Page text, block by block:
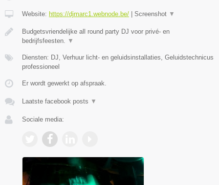
Website: https://djmarc1.webnode.be/ Screenshot ▼
Budgetsvriendelijke all round party DJ voor privé- en
bedrijfsfeesten.
▼
Diensten: DJ, Verhuur licht- en geluidsinstallaties, Geluidstechnicus
professioneel
Er wordt gewerkt op afspraak.
Laatste facebook posts ▼
Sociale media: